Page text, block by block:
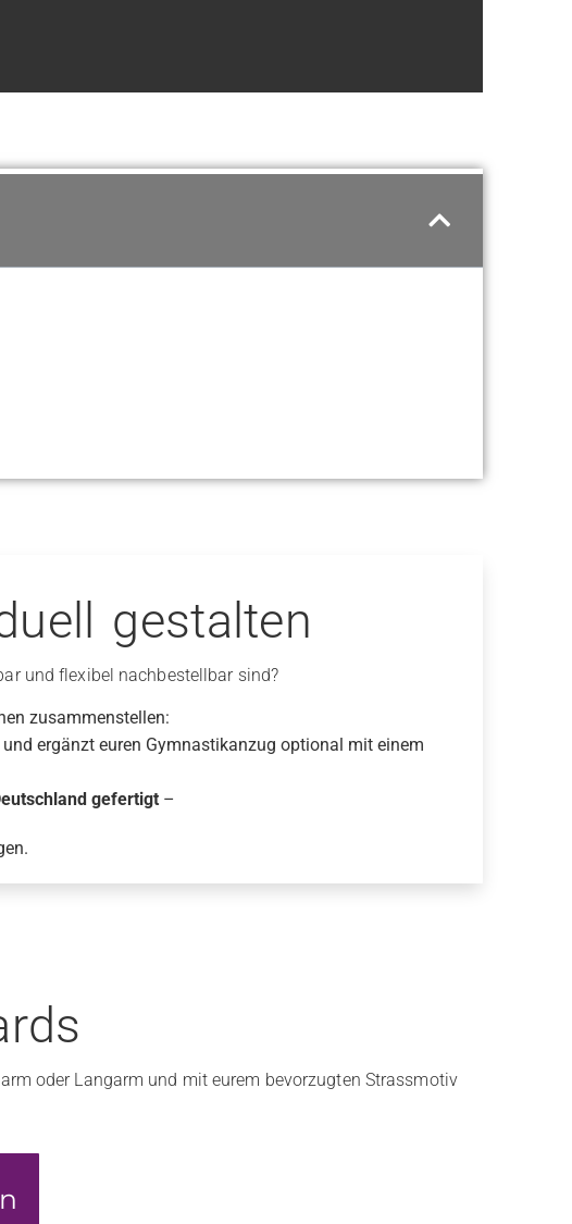
gestalten
und flexibel nachbestellbar sind?
zusammenstellen:
ergänzt euren Gymnastikanzug optional mit einem
gefertigt–
oder Langarm und mit eurem bevorzugten Strassmotiv